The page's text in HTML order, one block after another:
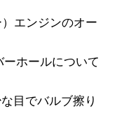
エンジンのオー
ホールについて
目でバルブ擦り